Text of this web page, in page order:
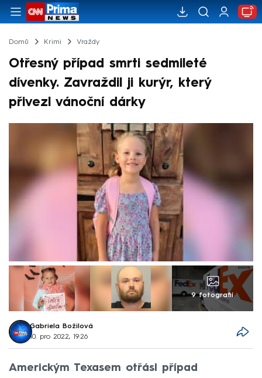
Domů Krimi Vraždy
Otřesný případ smrti sedmileté
dívenky. Zavraždil ji kurýr, který
přivezl vánoční dárky
9 fotografií
Gabriela Božilová
10. pro 2022, 19:26
Americkým Texasem otřásl případ